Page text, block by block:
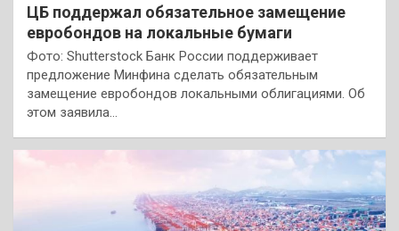
ЦБ поддержал обязательное замещение
евробондов на локальные бумаги
Фото: Shutterstock Банк России поддерживает
предложение Минфина сделать обязательным
замещение евробондов локальными облигациями. Об
этом заявила…